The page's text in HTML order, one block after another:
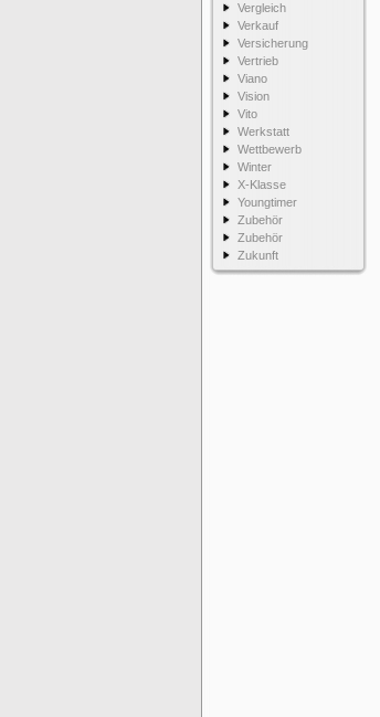
Vergleich
Verkauf
Versicherung
Vertrieb
Viano
Vision
Vito
Werkstatt
Wettbewerb
Winter
X-Klasse
Youngtimer
Zubehör
Zubehör
Zukunft